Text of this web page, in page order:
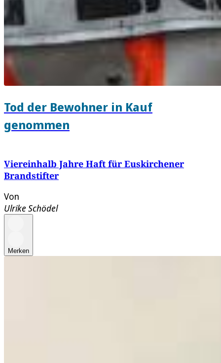
Tod der Bewohner in Kauf
genommen
Viereinhalb Jahre Haft für Euskirchener
Brandstifter
Von
Ulrike Schödel
Merken